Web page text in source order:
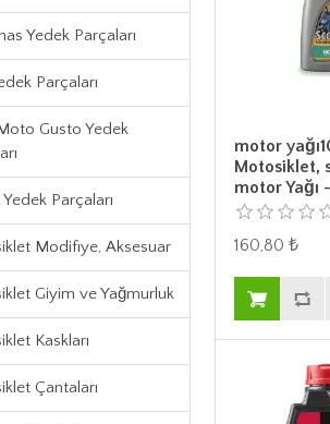
Yedek Parçaları
Parçaları
Gusto Yedek
Parçaları
Modifiye, Aksesuar
Giyim ve Yağmurluk
Kaskları
Çantaları
motor
Motosiklet,
motor Yağı
160,80 ₺